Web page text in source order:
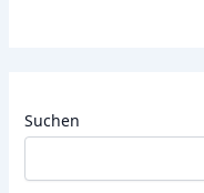
Suchen